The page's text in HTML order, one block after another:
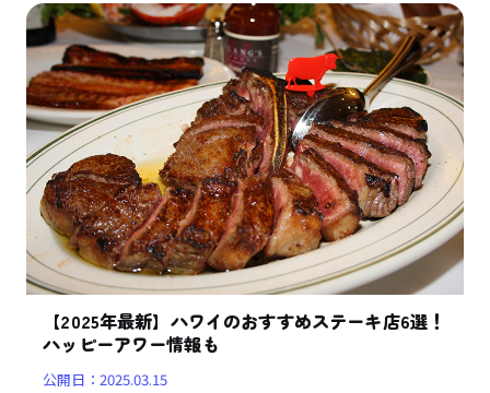
【2025年最新】ハワイのおすすめステーキ店6選！
ハッピーアワー情報も
公開日：2025.03.15